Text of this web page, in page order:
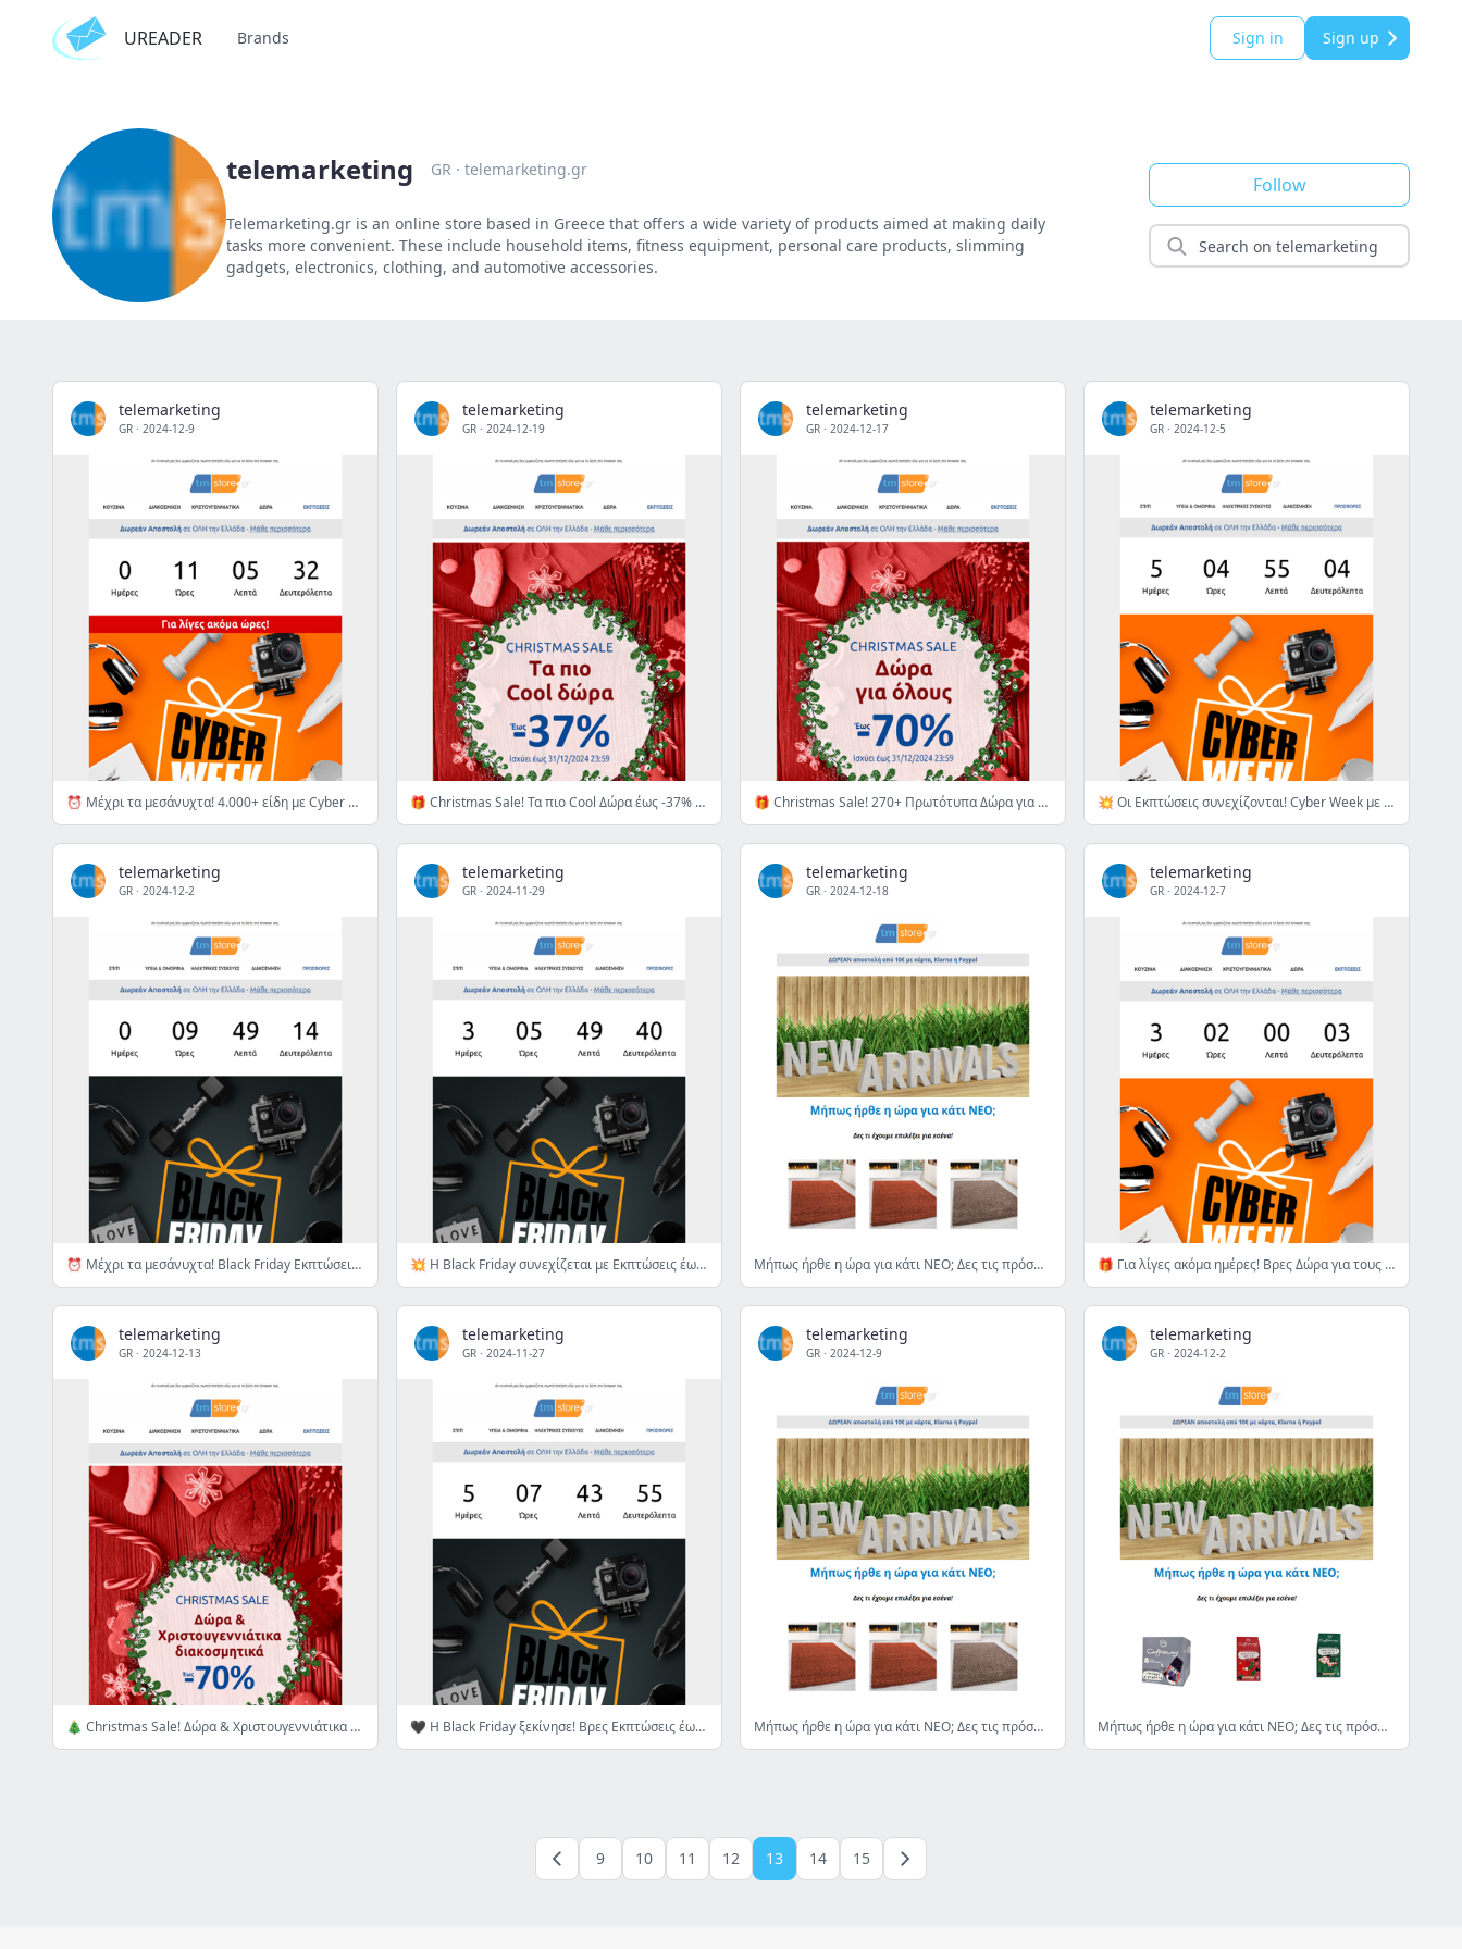
UREADER Brands Sign in Sign up
telemarketing GR · telemarketing.gr
Telemarketing.gr is an online store based in Greece that offers a wide variety of products aimed at making daily
tasks more convenient. These include household items, fitness equipment, personal care products, slimming
gadgets, electronics, clothing, and automotive accessories.
Follow
telemarketing
GR · 2024-12-9
⏰ Μέχρι τα μεσάνυχτα! 4.000+ είδη με Cyber Week τιμές έως -80% & Express παράδοση 👉
telemarketing
GR · 2024-12-19
🎁 Christmas Sale! Τα πιο Cool Δώρα έως -37% - Κάνε κλικ για Express Αποστολή! 👉
telemarketing
GR · 2024-12-17
🎁 Christmas Sale! 270+ Πρωτότυπα Δώρα για όλους έως -70% 👉
telemarketing
GR · 2024-12-5
💥 Οι Εκπτώσεις συνεχίζονται! Cyber Week με 4.000 είδη έως -80% σε Χριστουγεννιάτικα, Δώρα, Κουζίνα, Διακόσμηση, Gadget... 👉
telemarketing
GR · 2024-12-2
⏰ Μέχρι τα μεσάνυχτα! Black Friday Εκπτώσεις έως 80% σε Χριστουγεννιάτικα, Δώρα, Κουζίνα, Διακόσμηση, Gadget... 👉
telemarketing
GR · 2024-11-29
💥 Η Black Friday συνεχίζεται με Εκπτώσεις έως 80% σε Χριστουγεννιάτικα, Δώρα, Κουζίνα, Διακόσμηση, Gadget... 👉
telemarketing
GR · 2024-12-18
Μήπως ήρθε η ώρα για κάτι ΝΕΟ; Δες τις πρόσφατες αφίξεις!
telemarketing
GR · 2024-12-7
🎁 Για λίγες ακόμα ημέρες! Βρες Δώρα για τους αγαπημένους σου με Cyber Week τιμές έως -80% & Express παράδοση 👉
telemarketing
GR · 2024-12-13
🎄 Christmas Sale! Δώρα & Χριστουγεννιάτικα διακοσμητικά έως -70% 👉
telemarketing
GR · 2024-11-27
🖤 Η Black Friday ξεκίνησε! Βρες Εκπτώσεις έως 80% σε 7000+ είδη, για λίγες μόνο ημέρες! 👉
telemarketing
GR · 2024-12-9
Μήπως ήρθε η ώρα για κάτι ΝΕΟ; Δες τις πρόσφατες αφίξεις!
telemarketing
GR · 2024-12-2
Μήπως ήρθε η ώρα για κάτι ΝΕΟ; Δες τις πρόσφατες αφίξεις!
9 10 11 12 13 14 15